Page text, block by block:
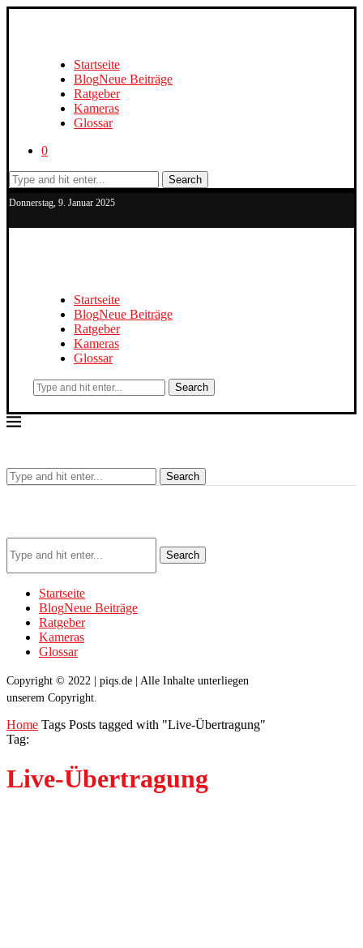
Startseite
BlogNeue Beiträge
Ratgeber
Kameras
Glossar
0
Search
Donnerstag, 9. Januar 2025
Startseite
BlogNeue Beiträge
Ratgeber
Kameras
Glossar
Search
Search
Search
Startseite
BlogNeue Beiträge
Ratgeber
Kameras
Glossar
Copyright © 2022 | piqs.de | Alle Inhalte unterliegen
unserem Copyright.
Home Tags Posts tagged with "Live-Übertragung"
Tag:
Live-Übertragung